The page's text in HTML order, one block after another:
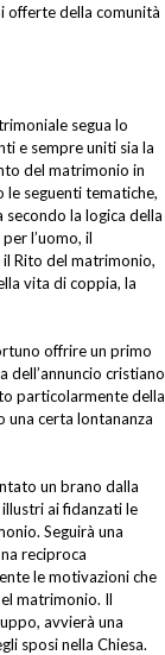
offerte della comunità
segua lo
e sempre uniti sia la
del matrimonio in
seguenti tematiche,
la logica della
l’uomo, il
Rito del matrimonio,
vita di coppia, la
offrire un primo
dell’annuncio cristiano
particolarmente della
una certa lontananza
un brano dalla
ai fidanzati le
Seguirà una
reciproca
le motivazioni che
matrimonio. Il
avvierà una
sposi nella Chiesa.